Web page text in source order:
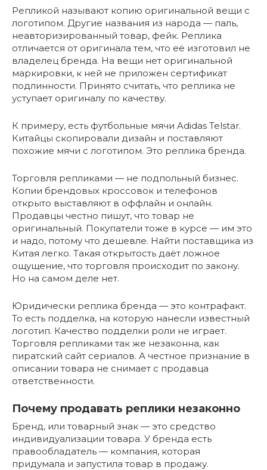
Репликой называют копию оригинальной вещи с
логотипом. Другие названия из народа — паль,
неавторизированный товар, фейк. Реплика
отличается от оригинала тем, что её изготовил не
владелец бренда. На вещи нет оригинальной
маркировки, к ней не приложен сертификат
подлинности. Принято считать, что реплика не
уступает оригиналу по качеству.
К примеру, есть футбольные мячи Adidas Telstar.
Китайцы скопировали дизайн и поставляют
похожие мячи с логотипом. Это реплика бренда.
Торговля репликами — не подпольный бизнес.
Копии брендовых кроссовок и телефонов
открыто выставляют в оффлайн и онлайн.
Продавцы честно пишут, что товар не
оригинальный. Покупатели тоже в курсе — им это
и надо, потому что дешевле. Найти поставщика из
Китая легко. Такая открытость даёт ложное
ощущение, что торговля происходит по закону.
Но на самом деле нет.
Юридически реплика бренда — это контрафакт.
То есть подделка, на которую нанесли известный
логотип. Качество подделки роли не играет.
Торговля репликами так же незаконна, как
пиратский сайт сериалов. А честное признание в
описании товара не снимает с продавца
ответственности.
Почему продавать реплики незаконно
Бренд, или товарный знак — это средство
индивидуализации товара. У бренда есть
правообладатель — компания, которая
придумала и запустила товар в продажу.